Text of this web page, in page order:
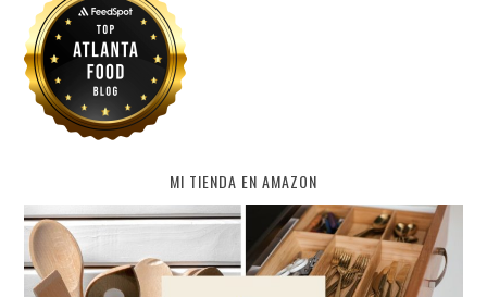
MI TIENDA EN AMAZON